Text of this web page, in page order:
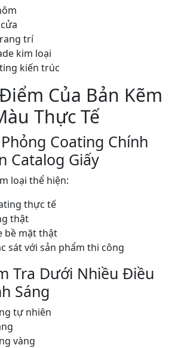
trí
kim loại
kiến trúc
Của Bản Kẽm
Thực Tế
Coating Chính
Catalog Giấy
loại thể hiện:
thực tế
thật
bề mặt thật
sát với sản phẩm thi công
Tra Dưới Nhiều Điều
Sáng
tự nhiên
vàng